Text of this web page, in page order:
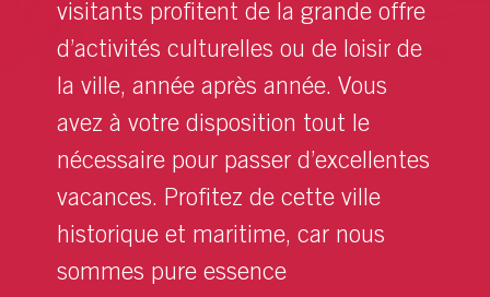
visitants profitent de la grande offre
d’activités culturelles ou de loisir de
la ville, année après année. Vous
avez à votre disposition tout le
nécessaire pour passer d’excellentes
vacances. Profitez de cette ville
historique et maritime, car nous
sommes pure essence